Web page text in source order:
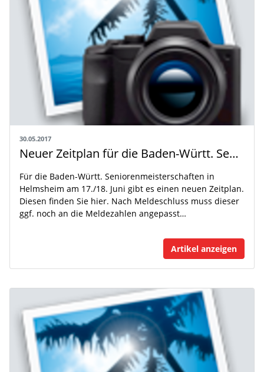
30.05.2017
Neuer Zeitplan für die Baden-Württ. Seniorenmeisterschaften in Helmsheim
Für die Baden-Württ. Seniorenmeisterschaften in
Helmsheim am 17./18. Juni gibt es einen neuen Zeitplan.
Diesen finden Sie hier. Nach Meldeschluss muss dieser
ggf. noch an die Meldezahlen angepasst…
Artikel anzeigen